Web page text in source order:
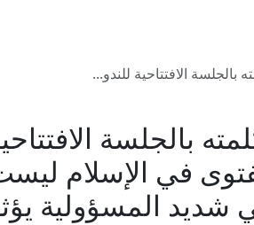
الافتتاحية للندو...
بالجلسة
-الفتوى في الإسلام
المسؤولية